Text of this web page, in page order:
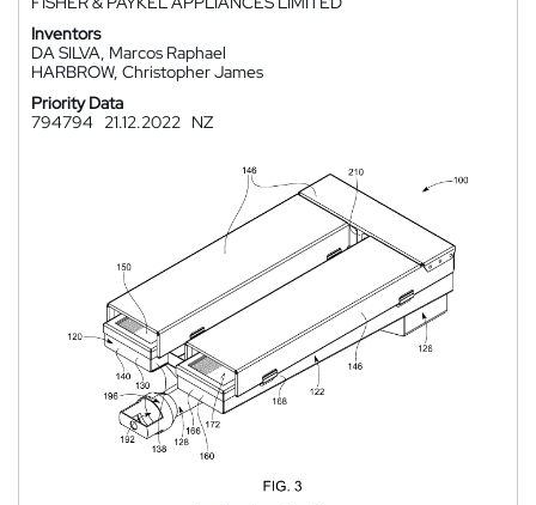
Inventors
DA SILVA, Marcos Raphael
HARBROW, Christopher James
Priority Data
794794
21.12.2022 NZ